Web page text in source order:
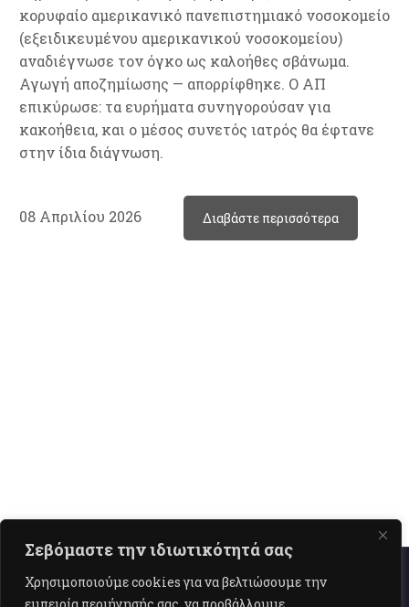
Σεβόμαστε την ιδιωτικότητά σας
Χρησιμοποιούμε cookies για να βελτιώσουμε την
κορυφαίο αμερικανικό πανεπιστημιακό νοσοκομείο
(εξειδικευμένου αμερικανικού νοσοκομείου)
αναδιέγνωσε τον όγκο ως καλοήθες σβάνωμα.
Αγωγή αποζημίωσης — απορρίφθηκε. Ο ΑΠ
επικύρωσε: τα ευρήματα συνηγορούσαν για
κακοήθεια, και ο μέσος συνετός ιατρός θα έφτανε
στην ίδια διάγνωση.
08 Απριλίου 2026 Διαβάστε περισσότερα